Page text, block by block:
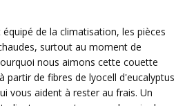
de la climatisation, les pièces
surtout au moment de
nous aimons cette couette
partir de fibres de lyocell d'eucalyptus
vous aident à rester au frais. Un